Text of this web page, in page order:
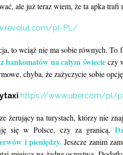
ale już teraz wiem, że ta apka
pl-PL/
to wciąż nie ma sobie równych. To
bankomatów na całym świecieczy
chyba, że zażyczycie sobie
https://www.uber.com/pl/
żerujący na turystach, którzy nie
się w Polsce, czy za granicą.
i pieniędzy. Jeszcze zanim